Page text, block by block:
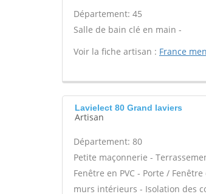
Département: 45
Salle de bain clé en main -
Voir la fiche artisan : France
Lavielect 80 Grand laviers
Artisan
Département: 80
Petite maçonnerie -
Fenêtre en PVC - Porte /
murs intérieurs - Isolation des